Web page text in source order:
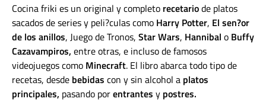
Cocina friki es un original y completo recetariode platos
sacados de series y peli?culas como Harry Potter, El sen?or
de los anillos, Juego de Tronos, Star Wars, Hannibal o Buffy
Cazavampiros, entre otras, e incluso de famosos
videojuegos como Minecraft. El libro abarca todo tipo de
recetas, desde bebidas con y sin alcohol a platos
principales, pasando porentrantes y postres.